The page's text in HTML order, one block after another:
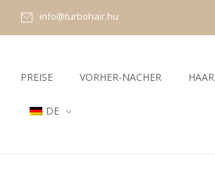
info@turbohair.hu
PREISE VORHER-NACHER
DE